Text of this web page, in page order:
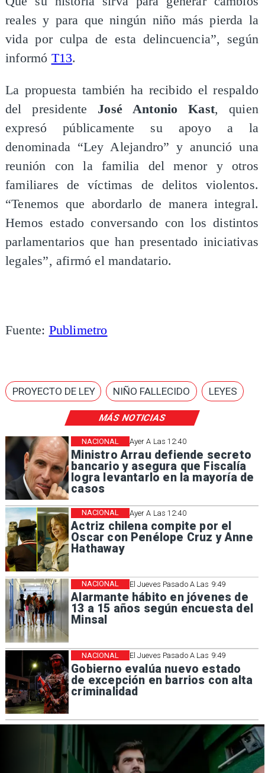
MÁS NOTICIAS
Ayer A Las 12:40
Ministro Arrau defiende secreto
bancario y asegura que Fiscalía
logra levantarlo en la mayoría de
casos
NACIONAL
Ayer A Las 12:40
Actriz chilena compite por el
Oscar con Penélope Cruz y Anne
Hathaway
NACIONAL
El Jueves Pasado A Las 9:49
Alarmante hábito en jóvenes de
13 a 15 años según encuesta del
Minsal
NACIONAL
El Jueves Pasado A Las 9:49
Gobierno evalúa nuevo estado
de excepción en barrios con alta
criminalidad
NACIONAL
reales y para que ningún niño más pierda la
vida por culpa de esta delincuencia”, según
informó T13.
La propuesta también ha recibido el respaldo
del presidente José Antonio Kast, quien
expresó públicamente su apoyo a la
denominada “Ley Alejandro” y anunció una
reunión con la familia del menor y otros
familiares de víctimas de delitos violentos.
“Tenemos que abordarlo de manera integral.
Hemos estado conversando con los distintos
parlamentarios que han presentado iniciativas
legales”, afirmó el mandatario.
Fuente: Publimetro
PROYECTO DE LEY NIÑO FALLECIDO LEYES